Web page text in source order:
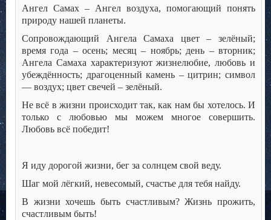
Ангел Самах – Ангел воздуха, помогающий понять
природу нашей планеты.
Сопровождающий Ангела Самаха цвет – зелёный;
время года – осень; месяц – ноябрь; день – вторник;
Ангела Самаха характеризуют жизнелюбие, любовь и
убеждённость; драгоценный камень – цитрин; символ
— воздух; цвет свечей – зелёный.
Не всё в жизни происходит так, как нам бы хотелось. И
только с любовью мы можем многое совершить.
Любовь всё победит!
Я иду дорогой жизни, бег за солнцем свой веду.
Шаг мой лёгкий, невесомый, счастье для тебя найду.
В жизни хочешь быть счастливым? Жизнь прожить,
счастливым быть!